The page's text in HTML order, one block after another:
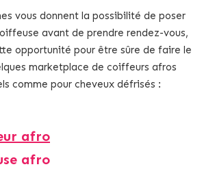
vous donnent la possibilité de poser
avant de prendre rendez-vous,
opportunité pour être sûre de faire le
marketplace de coiffeurs afros
comme pour cheveux défrisés :
afro
afro